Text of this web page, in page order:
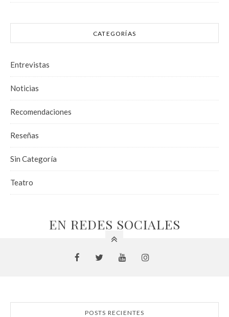
CATEGORÍAS
Entrevistas
Noticias
Recomendaciones
Reseñas
Sin Categoría
Teatro
EN REDES SOCIALES
POSTS RECIENTES